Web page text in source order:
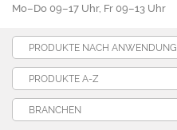
Mo­–Do 09–17 Uhr, Fr 09–13 Uhr
PRODUKTE NACH ANWENDUNG
PRODUKTE A-Z
BRANCHEN